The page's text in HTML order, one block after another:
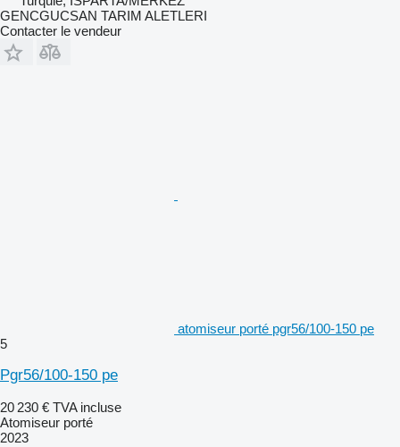
GENCGUCSAN TARIM ALETLERI
Contacter le vendeur
atomiseur porté pgr56/100-150 pe
5
Pgr56/100-150 pe
20 230 € TVA incluse
Atomiseur porté
2023